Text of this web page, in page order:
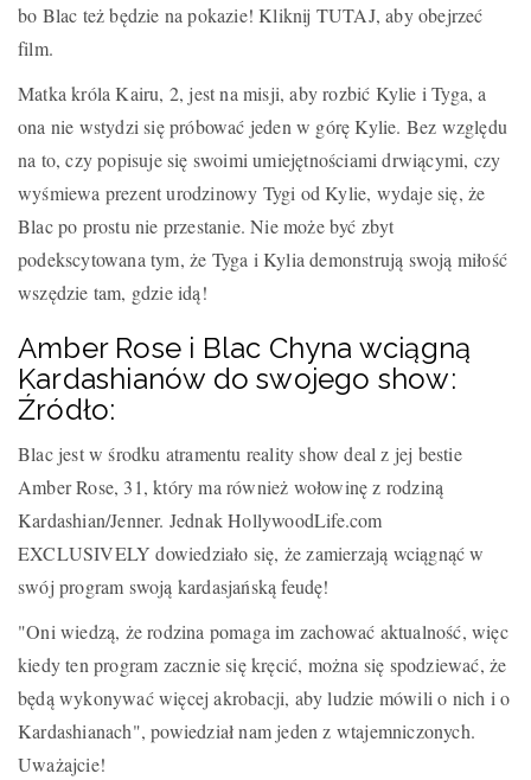
bo Blac też będzie na pokazie! Kliknij TUTAJ, aby obejrzeć
film.
Matka króla Kairu, 2, jest na misji, aby rozbić Kylie i Tyga, a
ona nie wstydzi się próbować jeden w górę Kylie. Bez względu
na to, czy popisuje się swoimi umiejętnościami drwiącymi, czy
wyśmiewa prezent urodzinowy Tygi od Kylie, wydaje się, że
Blac po prostu nie przestanie. Nie może być zbyt
podekscytowana tym, że Tyga i Kylia demonstrują swoją miłość
wszędzie tam, gdzie idą!
Amber Rose i Blac Chyna wciągną
Kardashianów do swojego show:
Źródło:
Blac jest w środku atramentu reality show deal z jej bestie
Amber Rose, 31, który ma również wołowinę z rodziną
Kardashian/Jenner. Jednak HollywoodLife.com
EXCLUSIVELY dowiedziało się, że zamierzają wciągnąć w
swój program swoją kardasjańską feudę!
"Oni wiedzą, że rodzina pomaga im zachować aktualność, więc
kiedy ten program zacznie się kręcić, można się spodziewać, że
będą wykonywać więcej akrobacji, aby ludzie mówili o nich i o
Kardashianach", powiedział nam jeden z wtajemniczonych.
Uważajcie!